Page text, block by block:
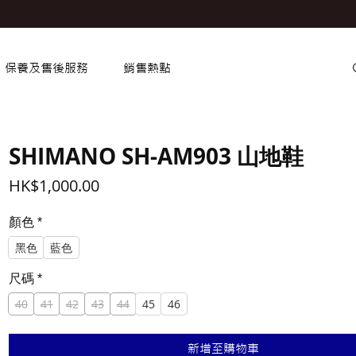
保養及售後服務 銷售熱點
SHIMANO SH-AM903 山地鞋
HK$1,000.00價
顏色 *
黑色 藍色
尺碼 *
40 41 42 43 44 45 46
新增至購物車